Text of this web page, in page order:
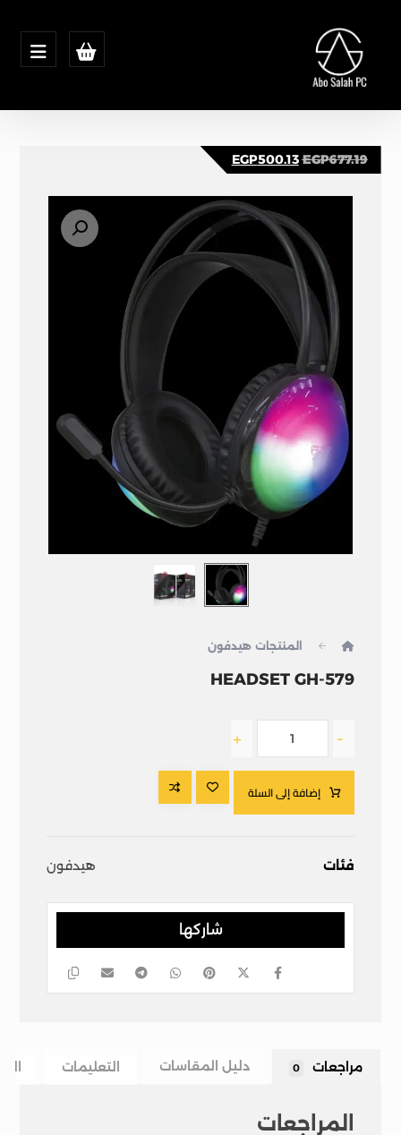
المنتجات هيدفون
HEADSET GH-579
EGP677.19
EGP500.13
-
+
إضافة إلى السلة
فئات هيدفون
مراجعات 0 دليل المقاسات التعليمات
المراجعات